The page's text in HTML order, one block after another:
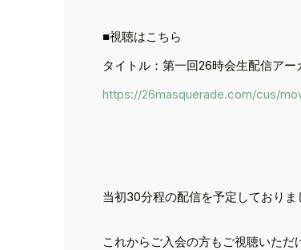
■視聴はこちら
タイトル：第一回26時会生配信アー
https://26masquerade.com/cus/
当初30分程の配信を予定しており
これからご入会の方もご視聴いただ